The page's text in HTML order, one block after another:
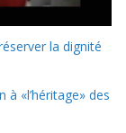
la dignité
«l’héritage» des